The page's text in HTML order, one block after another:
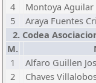
4
Montoya Aguilar
5
Araya Fuentes
2. Codea
M.
1
Alfaro Guillen
2
Chaves